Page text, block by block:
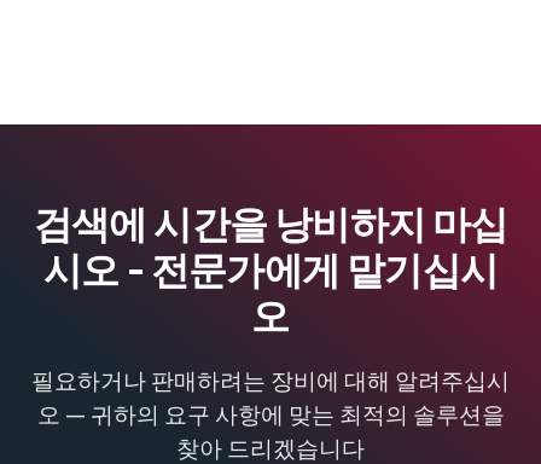
검색에 시간을 낭비하지 마십
시오 - 전문가에게 맡기십시
오
필요하거나 판매하려는 장비에 대해 알려주십시
오 — 귀하의 요구 사항에 맞는 최적의 솔루션을
찾아 드리겠습니다